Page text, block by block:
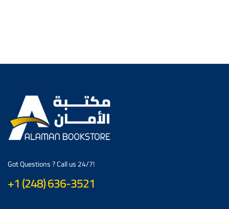
Got Questions ? Call us 24/7!
+1 (248) 636-3521